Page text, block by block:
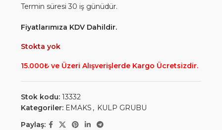
Termin süresi 30 iş günüdür.
Fiyatlarımıza KDV Dahildir.
Stokta yok
15.000₺ ve Üzeri Alışverişlerde Kargo Ücretsizdir.
Stok kodu: 13332
Kategoriler: EMAKS , KULP GRUBU
Paylaş: